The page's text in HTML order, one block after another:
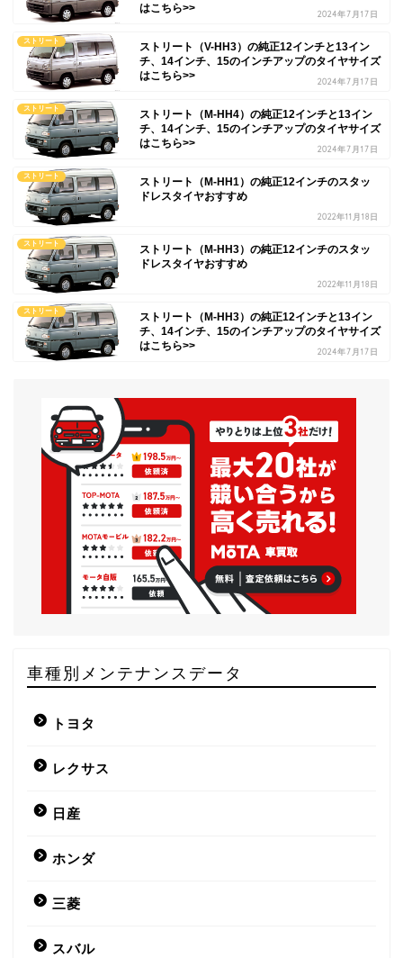
はこちら>>
2024年7月17日
ストリート
ストリート（V-HH3）の純正12インチと13イン
チ、14インチ、15のインチアップのタイヤサイズ
はこちら>>
2024年7月17日
ストリート
ストリート（M-HH4）の純正12インチと13イン
チ、14インチ、15のインチアップのタイヤサイズ
はこちら>>
2024年7月17日
ストリート
ストリート（M-HH1）の純正12インチのスタッ
ドレスタイヤおすすめ
2022年11月18日
ストリート
ストリート（M-HH3）の純正12インチのスタッ
ドレスタイヤおすすめ
2022年11月18日
ストリート
ストリート（M-HH3）の純正12インチと13イン
チ、14インチ、15のインチアップのタイヤサイズ
はこちら>>
2024年7月17日
車種別メンテナンスデータ
トヨタ
レクサス
日産
ホンダ
三菱
スバル